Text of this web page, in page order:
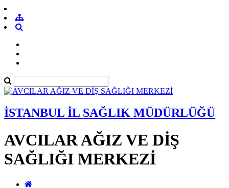
İSTANBUL İL SAĞLIK MÜDÜRLÜĞÜ
AVCILAR AĞIZ VE DİŞ
SAĞLIĞI MERKEZİ